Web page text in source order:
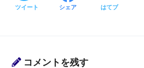
ツイート シェア はてブ
コメントを残す